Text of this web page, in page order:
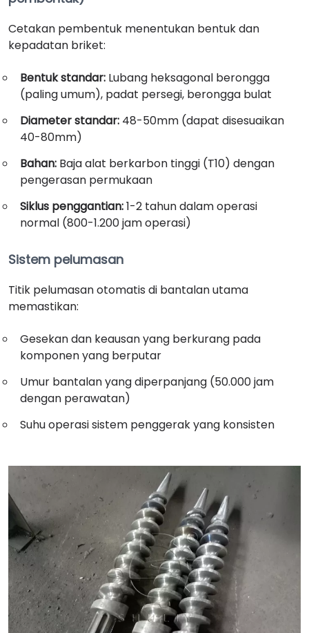
Cetakan pembentuk menentukan bentuk dan
kepadatan briket:
Bentuk standar: Lubang heksagonal berongga
(paling umum), padat persegi, berongga bulat
Diameter standar: 48-50mm (dapat disesuaikan
40-80mm)
Bahan: Baja alat berkarbon tinggi (T10) dengan
pengerasan permukaan
Siklus penggantian:1-2 tahun dalam operasi
normal (800-1.200 jam operasi)
Sistem pelumasan
Titik pelumasan otomatis di bantalan utama
memastikan:
Gesekan dan keausan yang berkurang pada
komponen yang berputar
Umur bantalan yang diperpanjang (50.000 jam
dengan perawatan)
Suhu operasi sistem penggerak yang konsisten